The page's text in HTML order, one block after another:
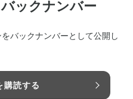
ックナンバー
バックナンバーとして公開し
購読する